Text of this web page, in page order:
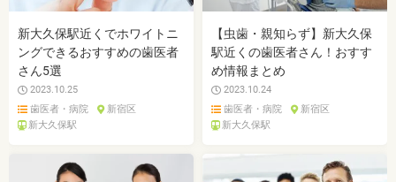
新大久保駅近くでホワイトニ
ングできるおすすめの歯医者
さん5選
2023.10.25
歯医者・病院
新宿区
新大久保駅
【虫歯・親知らず】新大久保
駅近くの歯医者さん！おすす
め情報まとめ
2023.10.24
歯医者・病院
新宿区
新大久保駅